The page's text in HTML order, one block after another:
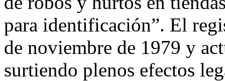
para identificación”. El
de noviembre de 1979 y
surtiendo plenos efectos